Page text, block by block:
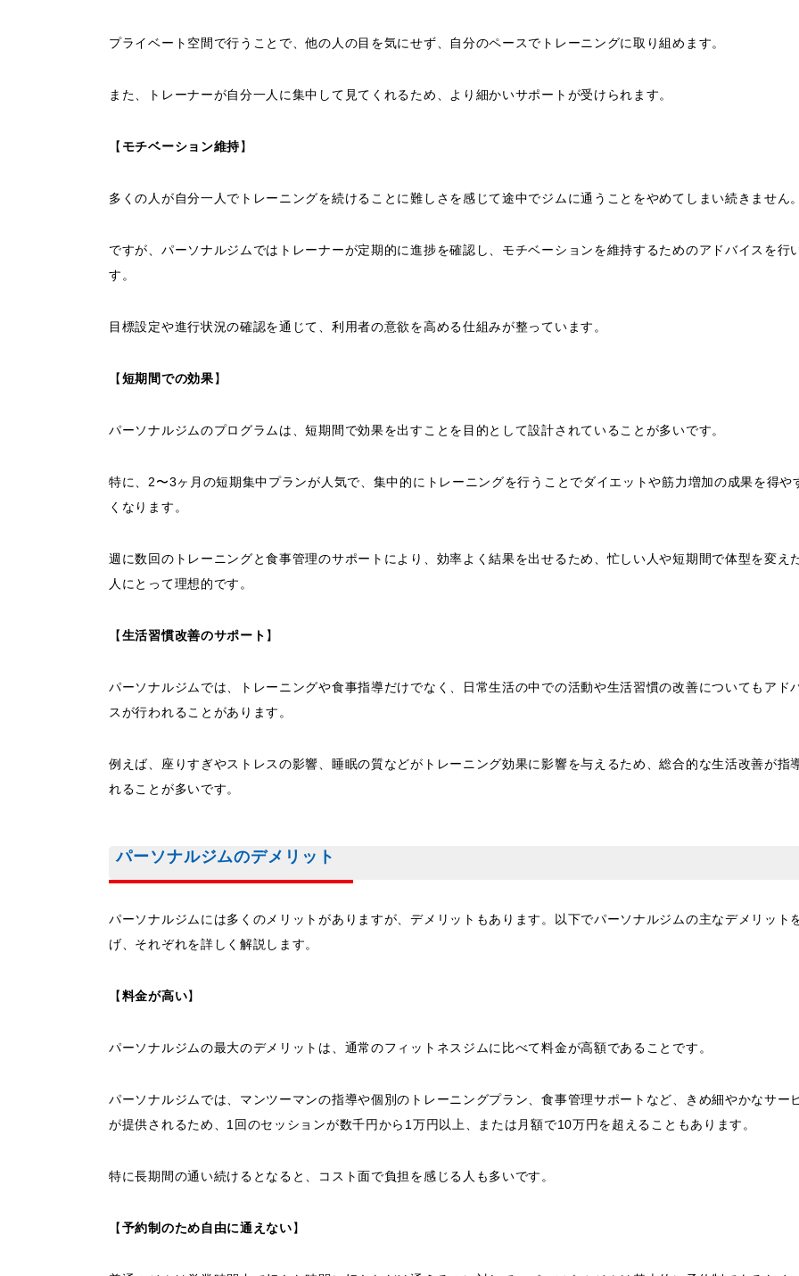
プライベート空間で行うことで、他の人の目を気にせず、自分のペースでトレーニングに取り組めます。
また、トレーナーが自分一人に集中して見てくれるため、より細かいサポートが受けられます。
【 モチベーション維持】
多くの人が自分一人でトレーニングを続けることに難しさを感じて途中でジムに通うことをやめてしまい続きません
ですが、パーソナルジムではトレーナーが定期的に進捗を確認し、モチベーションを維持するためのアドバイスを行
す。
目標設定や進行状況の確認を通じて、利用者の意欲を高める仕組みが整っています。
【短期間での効果】
パーソナルジムのプログラムは、短期間で効果を出すことを目的として設計されていることが多いです。
特に、2〜3ヶ月の短期集中プランが人気で、集中的にトレーニングを行うことでダイエットや筋力増加の成果を得や
くなります。
週に数回のトレーニングと食事管理のサポートにより、効率よく結果を出せるため、忙しい人や短期間で体型を変え
人にとって理想的です。
【生活習慣改善のサポート 】
パーソナルジムでは、トレーニングや食事指導だけでなく、日常生活の中での活動や生活習慣の改善についてもアド
スが行われることがあります。
例えば、座りすぎやストレスの影響、睡眠の質などがトレーニング効果に影響を与えるため、総合的な生活改善が指
れることが多いです。
パーソナルジムのデメリット
パーソナルジムには多くのメリットがありますが、デメリットもあります。以下でパーソナルジムの主なデメリット
げ、それぞれを詳しく解説します。
【料金が高い】
パーソナルジムの最大のデメリットは、通常のフィットネスジムに比べて料金が高額であることです。
パーソナルジムでは、マンツーマンの指導や個別のトレーニングプラン、食事管理サポートなど、きめ細やかなサー
が提供されるため、1回のセッションが数千円から1万円以上、または月額で10万円を超えることもあります。
特に長期間の通い続けるとなると、コスト面で負担を感じる人も多いです。
【予約制のため自由に通えない】